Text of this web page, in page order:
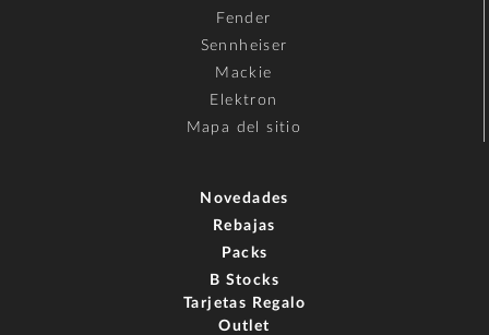
Fender
Sennheiser
Mackie
Elektron
Mapa del sitio
Novedades
Rebajas
Packs
B Stocks
Tarjetas Regalo
Outlet